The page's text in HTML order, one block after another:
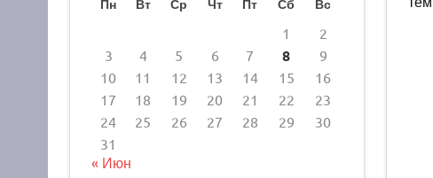
Пн Вт Ср Чт Пт Сб Вс
1
2
3
4 5 6 7 8
9
10
11 12 13 14 15
16
17
18 19 20 21 22
23
24
25 26 27 28 29
30
31
« Июн